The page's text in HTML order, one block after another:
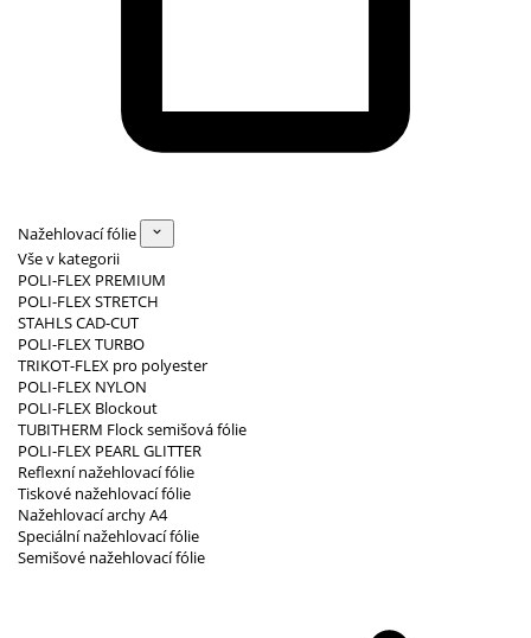
Nažehlovací fólie
Vše v kategorii
POLI-FLEX PREMIUM
POLI-FLEX STRETCH
STAHLS CAD-CUT
POLI-FLEX TURBO
TRIKOT-FLEX pro polyester
POLI-FLEX NYLON
POLI-FLEX Blockout
TUBITHERM Flock semišová fólie
POLI-FLEX PEARL GLITTER
Reflexní nažehlovací fólie
Tiskové nažehlovací fólie
Nažehlovací archy A4
Speciální nažehlovací fólie
Semišové nažehlovací fólie